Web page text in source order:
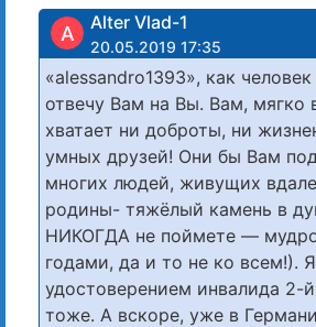
A Alter Vlad-1
20.05.2019 17:35
«alessandro1393», как
отвечу Вам на Вы. Вам, мягко
хватает ни доброты, ни
умных друзей! Они бы Вам
многих людей, живущих
родины- тяжёлый камень в
НИКОГДА не поймете —
годами, да и то не ко всем!).
удостоверением инвалида
тоже. А вскоре, уже в